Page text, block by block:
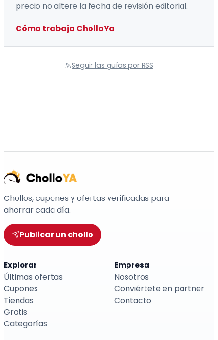
precio no altere la fecha de revisión editorial.
Cómo trabaja CholloYa
Seguir las guías por RSS
Chollos, cupones y ofertas verificadas para
ahorrar cada día.
Publicar un chollo
Explorar
Últimas ofertas
Cupones
Tiendas
Gratis
Categorías
Empresa
Nosotros
Conviértete en partner
Contacto